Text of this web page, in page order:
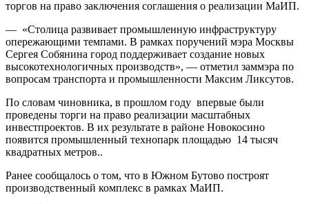
торгов на право заключения соглашения о реализации МаИП.
— «Столица развивает промышленную инфраструктуру
опережающими темпами. В рамках поручений мэра Москвы
Сергея Собянина город поддерживает создание новых
высокотехнологичных производств», — отметил заммэра по
вопросам транспорта и промышленности Максим Ликсутов.
По словам чиновника, в прошлом году впервые были
проведены торги на право реализации масштабных
инвестпроектов. В их результате в районе Новокосино
появится промышленный технопарк площадью 14 тысяч
квадратных метров..
Ранее сообщалось о том, что в Южном Бутово построят
производственный комплекс в рамках МаИП.